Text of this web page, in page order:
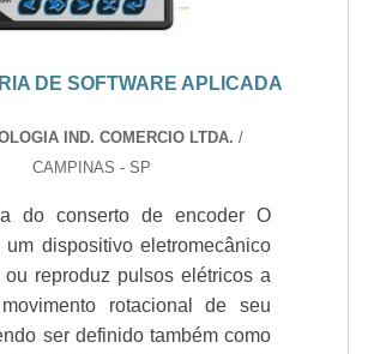
DE SOFTWARE APLICADA
IND. COMERCIO LTDA. /
CAMPINAS - SP
do conserto de encoder O
um dispositivo eletromecânico
reproduz pulsos elétricos a
rotacional de seu
ser definido também como